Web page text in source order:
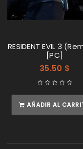
RESIDENT EVIL 3
[PC]
35.50 $
AÑADIR AL